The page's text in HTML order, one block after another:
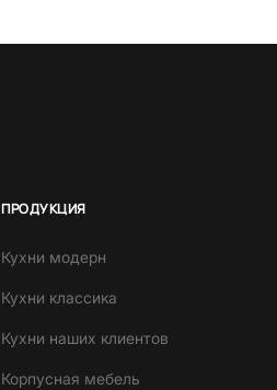
ПРОДУКЦИЯ
Кухни модерн
Кухни классика
Кухни наших клиентов
Корпусная мебель